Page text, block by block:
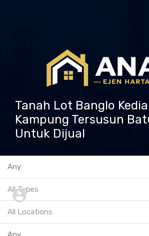
Tanah Lot Banglo
Kampung Tersusun
Untuk Dijual
Any
All Types
All Locations